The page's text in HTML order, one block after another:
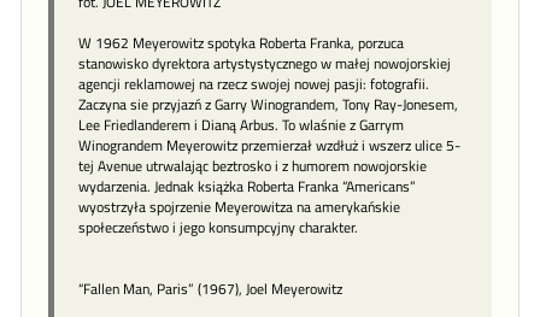
W 1962 Meyerowitz spotyka Roberta Franka, porzuca
stanowisko dyrektora artystystycznego w małej nowojorskiej
agencji reklamowej na rzecz swojej nowej pasji: fotografii.
Zaczyna sie przyjazń z Garry Winograndem, Tony Ray-Jonesem,
Lee Friedlanderem i Dianą Arbus. To wlaśnie z Garrym
Winograndem Meyerowitz przemierzał wzdłuż i wszerz ulice 5-
tej Avenue utrwalając beztrosko i z humorem nowojorskie
wydarzenia. Jednak książka Roberta Franka “Americans”
wyostrzyła spojrzenie Meyerowitza na amerykańskie
społeczeństwo i jego konsumpcyjny charakter.
“Fallen Man, Paris” (1967), Joel Meyerowitz